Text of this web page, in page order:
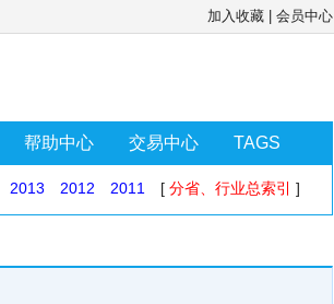
加入收藏 会员中心
帮助中心 交易中心 TAGS
2013 2012 2011 [ 分省、行业总索引 ]